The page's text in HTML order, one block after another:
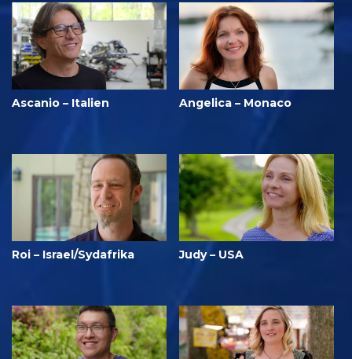
Ascanio – Italien Angelica – Monaco
Roi – Israel/Sydafrika Judy – USA